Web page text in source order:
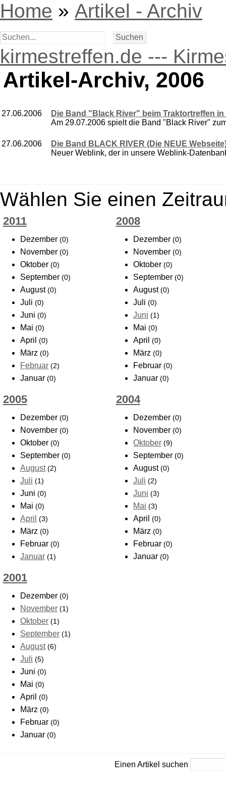
Home » Artikel - Archiv
kirmestreffen.de ---
Artikel-Archiv, 2006
27.06.2006
Die Band "Black River" beim Traktortreffen
Am 29.07.2006 spielt die Band "Black River"
27.06.2006
Die Band BLACK RIVER (Die NEUE
Neuer Weblink, der in unsere Weblink-
Wählen Sie einen
2011
Dezember (0)
November (0)
Oktober (0)
September (0)
August (0)
Juli (0)
Juni (0)
Mai (0)
April (0)
März (0)
Februar (2)
Januar (0)
2008
Dezember(0)
November(0)
Oktober(0)
September(0)
August(0)
Juli(0)
Juni (1)
Mai(0)
April(0)
März(0)
Februar(0)
Januar(0)
2005
Dezember (0)
November (0)
Oktober (0)
September (0)
August (2)
Juli (1)
Juni (0)
Mai (0)
April (3)
März (0)
Februar (0)
Januar (1)
2004
Dezember(0)
November(0)
Oktober (9)
September(0)
August(0)
Juli (2)
Juni (3)
Mai (3)
April(0)
März(0)
Februar(0)
Januar(0)
2001
Dezember (0)
November (1)
Oktober (1)
September (1)
August (6)
Juli (5)
Juni (0)
Mai (0)
April (0)
März (0)
Februar (0)
Januar (0)
Einen Artikel suchen